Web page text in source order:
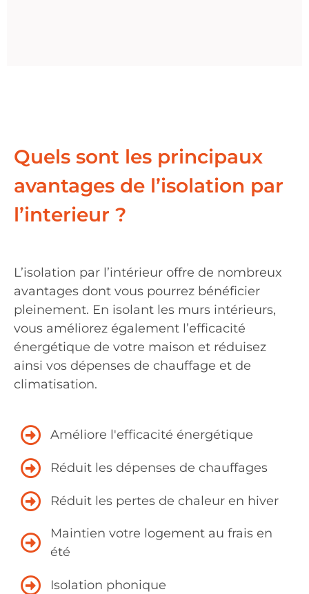
Quels sont les principaux
avantages de l’isolation par
l’interieur ?
L’isolation par l’intérieur offre de nombreux
avantages dont vous pourrez bénéficier
pleinement. En isolant les murs intérieurs,
vous améliorez également l’efficacité
énergétique de votre maison et réduisez
ainsi vos dépenses de chauffage et de
climatisation.
Améliore l'efficacité énergétique
Réduit les dépenses de chauffages
Réduit les pertes de chaleur en hiver
Maintien votre logement au frais en
été
Isolation phonique